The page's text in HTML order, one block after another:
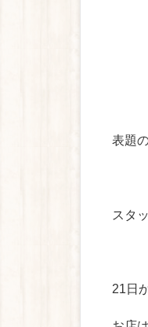
表題
スタ
21日